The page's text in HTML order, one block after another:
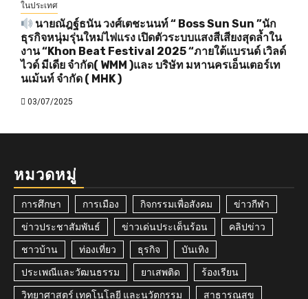
ในประเทศ
นายณัฎฐ์ธนัน วงศ์เตชะนนท์ “ Boss Sun Sun ”นัก
ธุรกิจหนุ่มรุ่นใหม่ไฟแรง เปิดตัวระบบแสงสีเสียงสุดล้ำใน
งาน “Khon Beat Festival 2025 “ภายใต้แบรนด์ เวิลด์
ไวด์ มีเดีย จำกัด( WMM )และ บริษัท มหานครเอ็นเตอร์เท
นเม้นท์ จำกัด ( MHK )
03/07/2025
หมวดหมู่
การศึกษา การเมือง กิจกรรมเพื่อสังคม ข่าวกีฬา
ข่าวประชาสัมพันธ์ ข่าวเด่นประเด็นร้อน คลิปข่าว
ชาวบ้าน ท่องเที่ยว ธุรกิจ บันเทิง
ประเพณีและวัฒนธรรม ยาเสพติด ร้องเรียน
วิทยาศาสตร์ เทคโนโลยี และนวัตกรรม สาธารณสุข